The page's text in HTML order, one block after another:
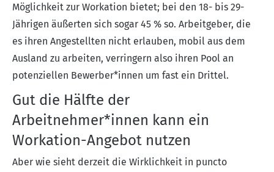
Möglichkeit zur Workation bietet; bei den 18- bis 29-
Jährigen äußerten sich sogar 45 % so. Arbeitgeber, die
es ihren Angestellten nicht erlauben, mobil aus dem
Ausland zu arbeiten, verringern also ihren Pool an
potenziellen Bewerber*innen um fast ein Drittel.
Gut die Hälfte der
Arbeitnehmer*innen kann ein
Workation-Angebot nutzen
Aber wie sieht derzeit die Wirklichkeit in puncto